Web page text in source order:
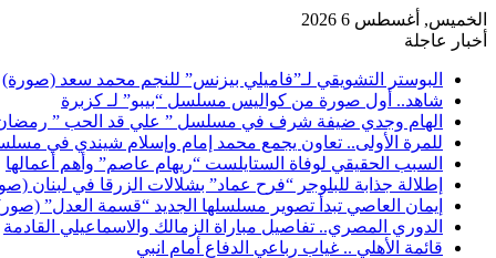
الخميس, أغسطس 6 2026
أخبار عاجلة
البوستر التشويقي لـ”فاميلي بيزنس” للنجم محمد سعد (صورة)
شاهد.. أول صورة من كواليس مسلسل “بيبو” لـ كزبرة
الهام وجدي ضيفة شرف في مسلسل ” علي قد الحب ” رمضان
للمرة الأولى.. تعاون يجمع محمد إمام وإسلام شيندي في
السبب الحقيقي لوفاة الستايلست “ريهام عاصم” وأهم أعمالها
إطلالة جذابة للبلوجر “فرح عماد” بشلالات الزرقا في لبنان
إيمان العاصي تبدأ تصوير مسلسلها الجديد “قسمة العدل”
الدوري المصري.. تفاصيل مباراة الزمالك والاسماعيلي القادمة
قائمة الأهلي .. غياب رباعي الدفاع أمام انبي